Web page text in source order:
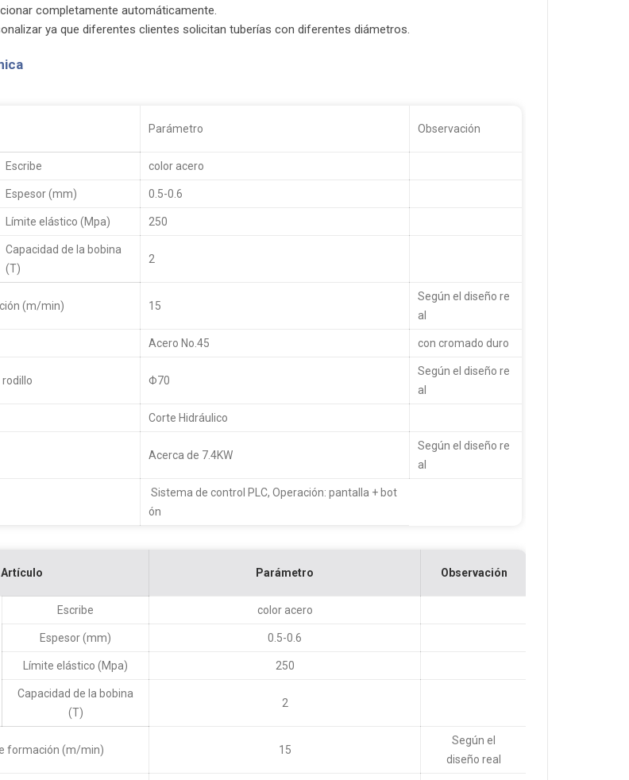
completamente automáticamente.
ya que diferentes clientes solicitan tuberías con diferentes diámetros.
Parámetro Observación
Escribe color acero
Espesor (mm) 0.5-0.6
Límite elástico (Mpa) 250
Capacidad de la bobina
(T)
2
(m/min) 15
Según el diseño re
al
Acero No.45 con cromado duro
rodillo Φ70
Según el diseño re
al
Corte Hidráulico
Acerca de 7.4KW
Según el diseño re
al
Sistema de control PLC, Operación: pantalla + bot
ón
Artículo Parámetro Observación
Escribe color acero
Espesor (mm) 0.5-0.6
Límite elástico (Mpa) 250
Capacidad de la bobina
(T)
2
formación (m/min) 15
Según el
diseño real